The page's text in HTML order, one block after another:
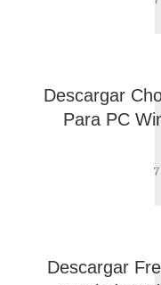
Descargar
Para PC
Descargar